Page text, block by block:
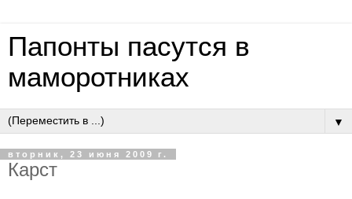
Папонты пасутся в
маморотниках
▼
вторник, 23 июня 2009 г.
Карст